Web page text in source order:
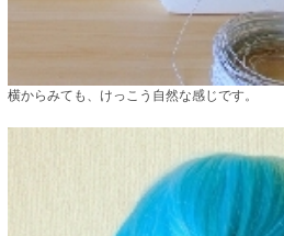
横からみても、けっこう自然な感じです。